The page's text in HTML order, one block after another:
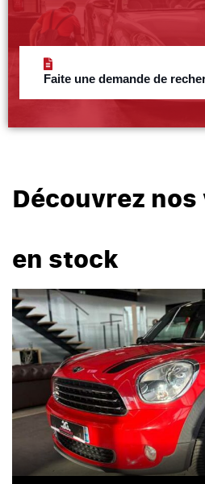
Faite une demande de
Découvrez
en stock